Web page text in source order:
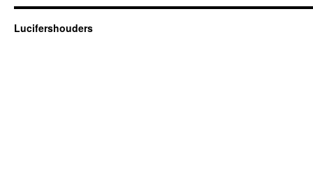
Lucifershouders